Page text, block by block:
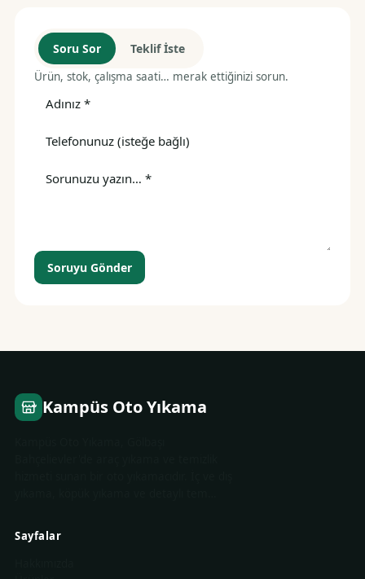
Soru Sor Teklif İste
Ürün, stok, çalışma saati… merak ettiğinizi sorun.
Soruyu Gönder
Kampüs Oto Yıkama
Sayfalar